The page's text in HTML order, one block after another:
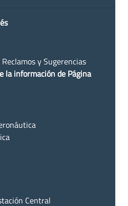
y Sugerencias
la información de Página
Central